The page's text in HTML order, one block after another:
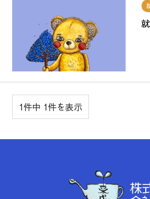
1件中 1件を表示